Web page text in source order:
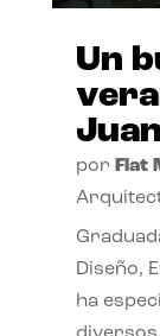
Un
por Flat
Diseño,
ha